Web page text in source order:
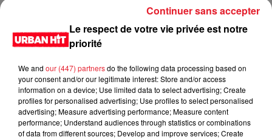
Le respect de votre vie privée est notre
priorité
We and our (447) partnersdo the following data processing based on
your consent and/or our legitimate interest: Store and/or access
information on a device; Use limited data to select advertising; Create
profiles for personalised advertising; Use profiles to select personalised
advertising; Measure advertising performance; Measure content
performance; Understand audiences through statistics or combinations
of data from different sources; Develop and improve services; Create
Continuer sans accepter